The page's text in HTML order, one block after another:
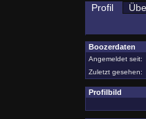
Profil
Boozerdaten
Angemeldet seit:
Zuletzt gesehen:
Profilbild